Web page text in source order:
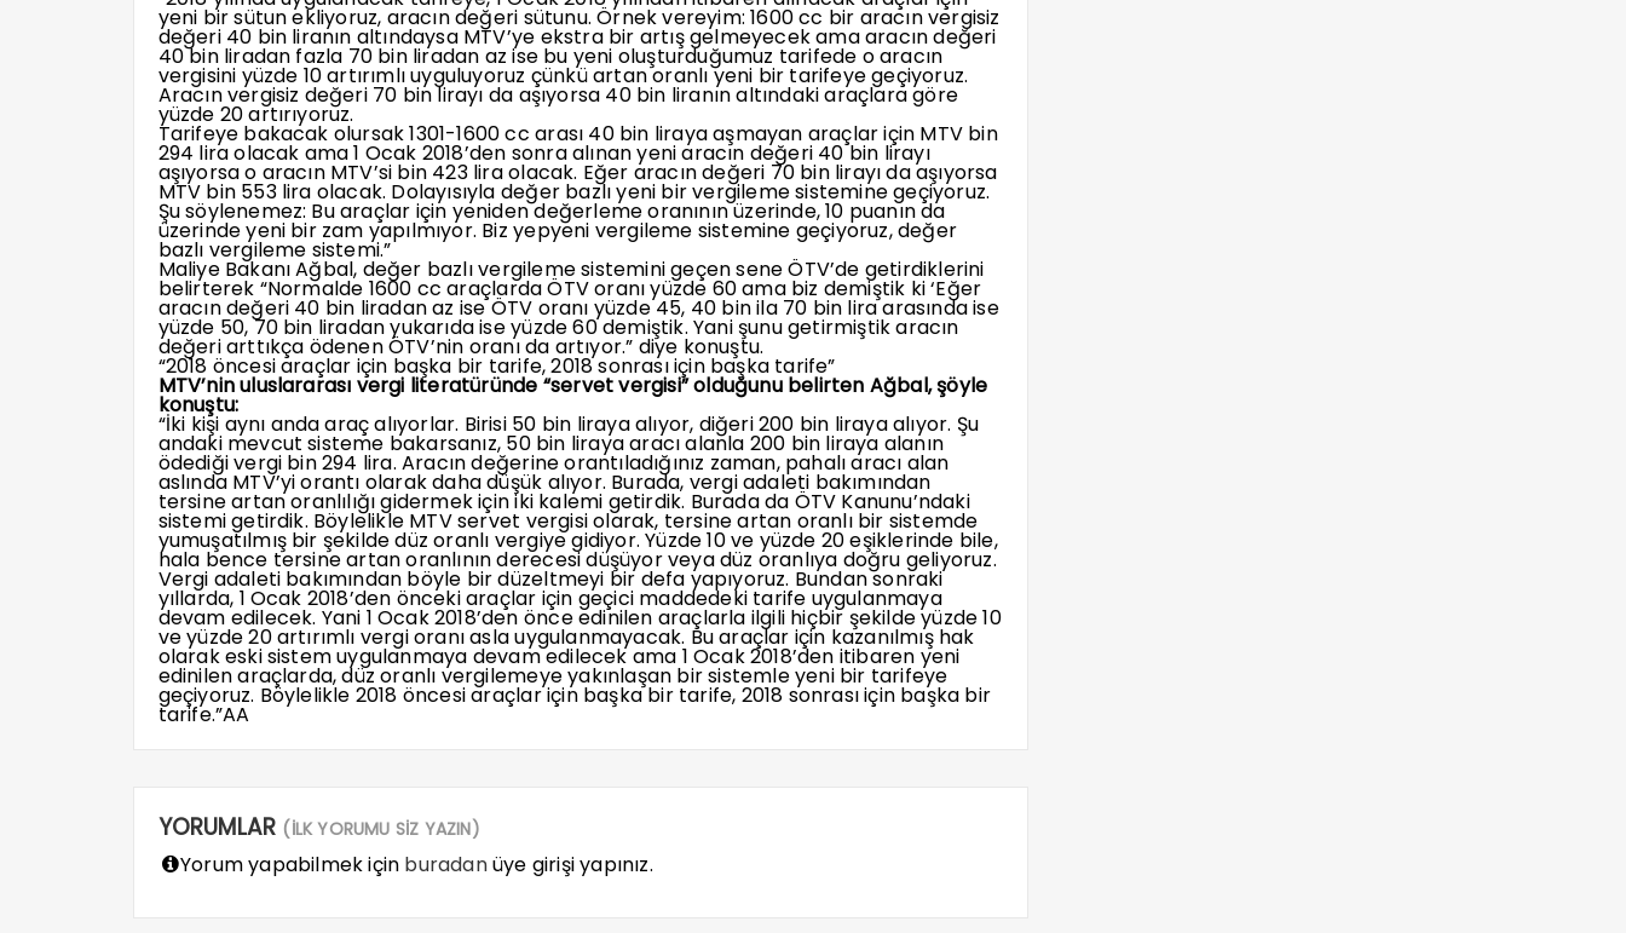
yeni bir sütun ekliyoruz, aracın değeri sütunu. Örnek vereyim: 1600 cc bir aracın vergisiz
değeri 40 bin liranın altındaysa MTV’ye ekstra bir artış gelmeyecek ama aracın değeri
40 bin liradan fazla 70 bin liradan az ise bu yeni oluşturduğumuz tarifede o aracın
vergisini yüzde 10 artırımlı uyguluyoruz çünkü artan oranlı yeni bir tarifeye geçiyoruz.
Aracın vergisiz değeri 70 bin lirayı da aşıyorsa 40 bin liranın altındaki araçlara göre
yüzde 20 artırıyoruz.
Tarifeye bakacak olursak 1301-1600 cc arası 40 bin liraya aşmayan araçlar için MTV bin
294 lira olacak ama 1 Ocak 2018’den sonra alınan yeni aracın değeri 40 bin lirayı
aşıyorsa o aracın MTV’si bin 423 lira olacak. Eğer aracın değeri 70 bin lirayı da aşıyorsa
MTV bin 553 lira olacak. Dolayısıyla değer bazlı yeni bir vergileme sistemine geçiyoruz.
Şu söylenemez: Bu araçlar için yeniden değerleme oranının üzerinde, 10 puanın da
üzerinde yeni bir zam yapılmıyor. Biz yepyeni vergileme sistemine geçiyoruz, değer
bazlı vergileme sistemi.”
Maliye Bakanı Ağbal, değer bazlı vergileme sistemini geçen sene ÖTV’de getirdiklerini
belirterek “Normalde 1600 cc araçlarda ÖTV oranı yüzde 60 ama biz demiştik ki ‘Eğer
aracın değeri 40 bin liradan az ise ÖTV oranı yüzde 45, 40 bin ila 70 bin lira arasında ise
yüzde 50, 70 bin liradan yukarıda ise yüzde 60 demiştik. Yani şunu getirmiştik aracın
değeri arttıkça ödenen ÖTV’nin oranı da artıyor.” diye konuştu.
“2018 öncesi araçlar için başka bir tarife, 2018 sonrası için başka tarife”
MTV’nin uluslararası vergi literatüründe “servet vergisi” olduğunu belirten Ağbal, şöyle
konuştu:
“İki kişi aynı anda araç alıyorlar. Birisi 50 bin liraya alıyor, diğeri 200 bin liraya alıyor. Şu
andaki mevcut sisteme bakarsanız, 50 bin liraya aracı alanla 200 bin liraya alanın
ödediği vergi bin 294 lira. Aracın değerine orantıladığınız zaman, pahalı aracı alan
aslında MTV’yi orantı olarak daha düşük alıyor. Burada, vergi adaleti bakımından
tersine artan oranlılığı gidermek için iki kalemi getirdik. Burada da ÖTV Kanunu’ndaki
sistemi getirdik. Böylelikle MTV servet vergisi olarak, tersine artan oranlı bir sistemde
yumuşatılmış bir şekilde düz oranlı vergiye gidiyor. Yüzde 10 ve yüzde 20 eşiklerinde bile,
hala bence tersine artan oranlının derecesi düşüyor veya düz oranlıya doğru geliyoruz.
Vergi adaleti bakımından böyle bir düzeltmeyi bir defa yapıyoruz. Bundan sonraki
yıllarda, 1 Ocak 2018’den önceki araçlar için geçici maddedeki tarife uygulanmaya
devam edilecek. Yani 1 Ocak 2018’den önce edinilen araçlarla ilgili hiçbir şekilde yüzde 10
ve yüzde 20 artırımlı vergi oranı asla uygulanmayacak. Bu araçlar için kazanılmış hak
olarak eski sistem uygulanmaya devam edilecek ama 1 Ocak 2018’den itibaren yeni
edinilen araçlarda, düz oranlı vergilemeye yakınlaşan bir sistemle yeni bir tarifeye
geçiyoruz. Böylelikle 2018 öncesi araçlar için başka bir tarife, 2018 sonrası için başka bir
tarife.”AA
YORUMLAR (İLK YORUMU SİZ YAZIN)
Yorum yapabilmek için buradanüye girişi yapınız.